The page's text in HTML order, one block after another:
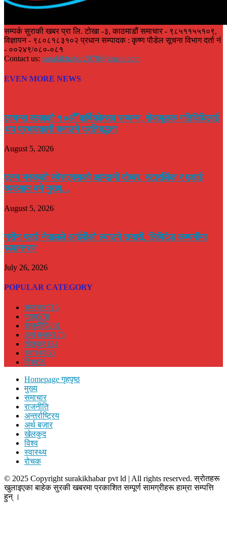
सम्पर्क सुराकी खबर प्रा लि. टोखा -३, काठमाडौं समाचार - ९८५११५५१०९,
विज्ञापन - ९८०८१८३१०२ प्रधान सम्पादक : कृष्ण पौडेल सूचना विभाग दर्ता नं
- ००२४९/०८०-०८१
Contact us: surakikhabar2078@gmail.com
EVEN MORE NEWS
लायन्स क्लबको १०औँ वार्षिकोत्सव सम्पन्न, सेवामूलक गतिविधिलाई
थप प्रभावकारी बनाउने प्रतिबद्धता
August 5, 2026
एलन मस्कको स्पेसएक्सको आम्दानी दोब्बर, स्टारलिंक र एआई
व्यवसाय बने मुख्य...
August 5, 2026
ग्रीन प्लाई नेपालले आईपीओ ल्याउने तयारी, लिमिटेड कम्पनीमा
रूपान्तरण
July 26, 2026
POPULAR CATEGORY
समाचार715
मुख्य578
राजनीति291
अर्थ बजार175
खेलकुद124
स्वास्थ्य60
विश्व59
Homepage गृहपृष्ठ
मुख्य
समाचार
राजनीति
अन्तर्राष्ट्रिय
अर्थ बजार
खेलकुद
विश्व
स्वास्थ्य
रोचक
© 2025 Copyright surakikhabar pvt ld | All rights reserved. स्रोतहरू
खुलाइएका बाहेक सुरकी खबरमा प्रकाशित सम्पूर्ण सामग्रीहरू हाम्रा सम्पत्ति
हुन् ।